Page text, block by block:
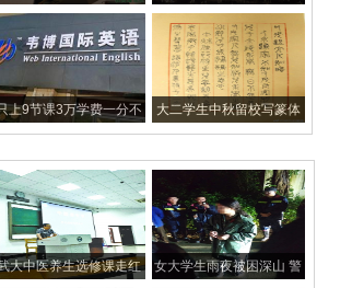
发言 写千
机灯光秀 刷
上9节课3万学费一分不
退，韦博英
大二学生中秋留校写篆体
家书：用传
大中医养生选修课走红
女大学生雨夜被困深山 警